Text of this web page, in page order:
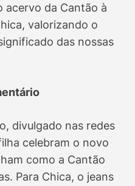
acervo da Cantão à
valorizando o
das nossas
divulgado nas redes
celebram o novo
como a Cantão
Para Chica, o jeans